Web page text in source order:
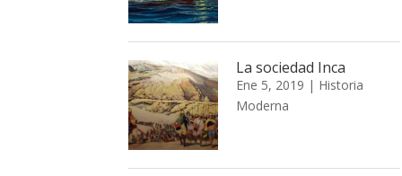
La sociedad Inca
Ene 5, 2019 | Historia
Moderna